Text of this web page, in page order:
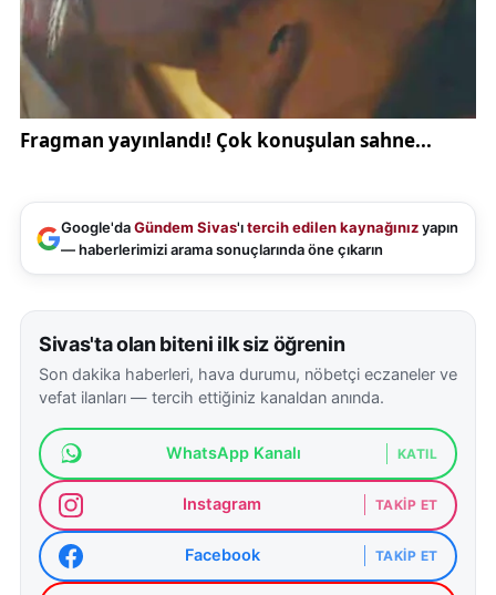
Google'daGündem Sivas'ıtercih edilen kaynağınızyapın
— haberlerimizi arama sonuçlarında öne çıkarın
Sivas'ta olan biteni ilk siz öğrenin
Son dakika haberleri, hava durumu, nöbetçi eczaneler ve
vefat ilanları — tercih ettiğiniz kanaldan anında.
WhatsApp Kanalı KATIL
Instagram TAKIP ET
Facebook TAKIP ET